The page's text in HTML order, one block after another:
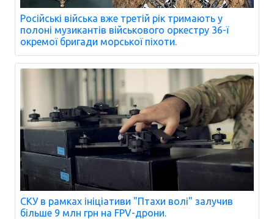
Російські війська вже третій рік тримають у
полоні музикантів військового оркестру 36-ї
окремої бригади морської піхоти.
СКУ в рамках ініціативи "Птахи волі" залучив
більше 9 млн грн на FPV-дрони.